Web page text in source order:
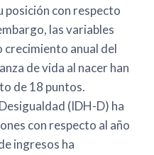
posición con respecto
las variables
crecimiento anual del
de vida al nacer han
de 18 puntos.
(IDH-D) ha
con respecto al año
ingresos ha